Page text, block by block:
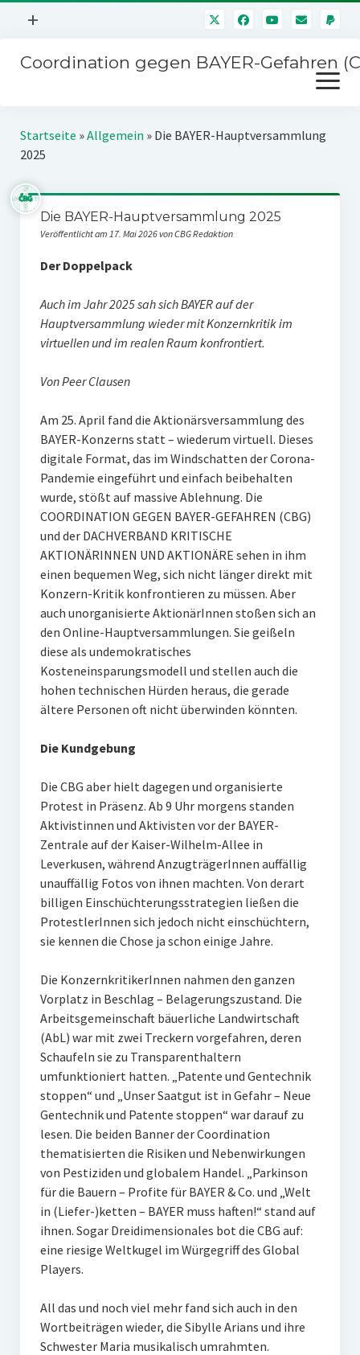
Menü
+
Mitmachen
Über uns
Kontakt
Impressum
Coordination gegen BAYER-Gefahren
Menü
öffnen
Kampagnen
Stichwort BAYER
Jahrestagung
SPENDEN
Startseite »Allgemein » Die BAYER-Hauptversammlung
2025
Die BAYER-Hauptversammlung 2025
Veröffentlicht am 17. Mai 2026 von CBG Redaktion
Der Doppelpack
Auch im Jahr 2025 sah sich BAYER auf der
Hauptversammlung wieder mit Konzernkritik im
virtuellen und im realen Raum konfrontiert.
Von Peer Clausen
Am 25. April fand die Aktionärsversammlung des
BAYER-Konzerns statt – wiederum virtuell. Dieses
digitale Format, das im Windschatten der Corona-
Pandemie eingeführt und einfach beibehalten
wurde, stößt auf massive Ablehnung. Die
COORDINATION GEGEN BAYER-GEFAHREN (CBG)
und der DACHVERBAND KRITISCHE
AKTIONÄRINNEN UND AKTIONÄRE sehen in ihm
einen bequemen Weg, sich nicht länger direkt mit
Konzern-Kritik konfrontieren zu müssen. Aber
auch unorganisierte AktionärInnen stoßen sich an
den Online-Hauptversammlungen. Sie geißeln
diese als undemokratisches
Kosteneinsparungsmodell und stellen auch die
hohen technischen Hürden heraus, die gerade
ältere Personen oft nicht überwinden könnten.
Die Kundgebung
Die CBG aber hielt dagegen und organisierte
Protest in Präsenz. Ab 9 Uhr morgens standen
Aktivistinnen und Aktivisten vor der BAYER-
Zentrale auf der Kaiser-Wilhelm-Allee in
Leverkusen, während AnzugträgerInnen auffällig
unauffällig Fotos von ihnen machten. Von derart
billigen Einschüchterungsstrategien ließen die
ProtestlerInnen sich jedoch nicht einschüchtern,
sie kennen die Chose ja schon einige Jahre.
Die KonzernkritikerInnen nahmen den ganzen
Vorplatz in Beschlag – Belagerungszustand. Die
Arbeitsgemeinschaft bäuerliche Landwirtschaft
(AbL) war mit zwei Treckern vorgefahren, deren
Schaufeln sie zu Transparenthaltern
umfunktioniert hatten. „Patente und Gentechnik
stoppen“ und „Unser Saatgut ist in Gefahr – Neue
Gentechnik und Patente stoppen“ war darauf zu
lesen. Die beiden Banner der Coordination
thematisierten die Risiken und Nebenwirkungen
von Pestiziden und globalem Handel. „Parkinson
für die Bauern – Profite für BAYER & Co. und „Welt
in (Liefer-)ketten – BAYER muss haften!“ stand auf
ihnen. Sogar Dreidimensionales bot die CBG auf:
eine riesige Weltkugel im Würgegriff des Global
Players.
All das und noch viel mehr fand sich auch in den
Wortbeiträgen wieder, die Sibylle Arians und ihre
Schwester Maria musikalisch umrahmten.